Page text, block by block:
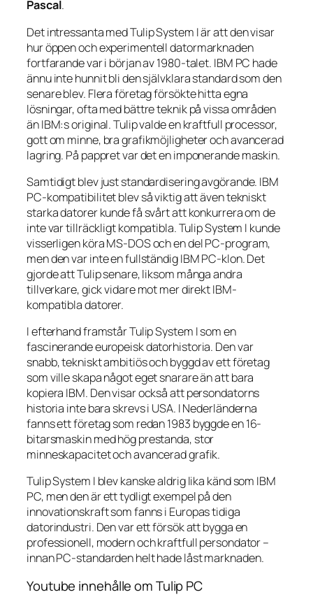
Pascal.
Det intressanta med Tulip System I är att den visar
hur öppen och experimentell datormarknaden
fortfarande var i början av 1980-talet. IBM PC hade
ännu inte hunnit bli den självklara standard som den
senare blev. Flera företag försökte hitta egna
lösningar, ofta med bättre teknik på vissa områden
än IBM:s original. Tulip valde en kraftfull processor,
gott om minne, bra grafikmöjligheter och avancerad
lagring. På pappret var det en imponerande maskin.
Samtidigt blev just standardisering avgörande. IBM
PC-kompatibilitet blev så viktig att även tekniskt
starka datorer kunde få svårt att konkurrera om de
inte var tillräckligt kompatibla. Tulip System I kunde
visserligen köra MS-DOS och en del PC-program,
men den var inte en fullständig IBM PC-klon. Det
gjorde att Tulip senare, liksom många andra
tillverkare, gick vidare mot mer direkt IBM-
kompatibla datorer.
I efterhand framstår Tulip System I som en
fascinerande europeisk datorhistoria. Den var
snabb, tekniskt ambitiös och byggd av ett företag
som ville skapa något eget snarare än att bara
kopiera IBM. Den visar också att persondatorns
historia inte bara skrevs i USA. I Nederländerna
fanns ett företag som redan 1983 byggde en 16-
bitarsmaskin med hög prestanda, stor
minneskapacitet och avancerad grafik.
Tulip System I blev kanske aldrig lika känd som IBM
PC, men den är ett tydligt exempel på den
innovationskraft som fanns i Europas tidiga
datorindustri. Den var ett försök att bygga en
professionell, modern och kraftfull persondator –
innan PC-standarden helt hade låst marknaden.
Youtube innehålle om Tulip PC